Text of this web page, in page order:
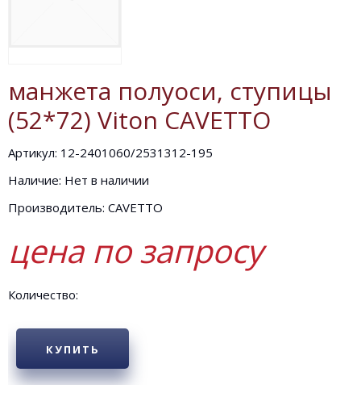
манжета полуоси, ступицы
(52*72) Viton CAVETTO
Артикул: 12-2401060/2531312-195
Наличие: Нет в наличии
Производитель: CAVETTO
цена по запросу
Количество:
КУПИТЬ